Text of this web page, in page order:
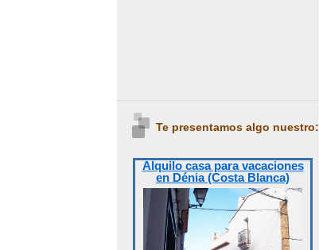
Te presentamos algo nuestro:
Alquilo casa para vacaciones
en Dénia (Costa Blanca)